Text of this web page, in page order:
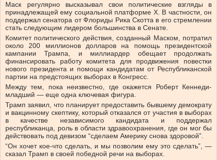
Маск регулярно высказывал свои политические взгляды в
принадлежащей ему социальной платформе X. В частности, он
поддержал сенатора от Флориды Рика Скотта в его стремлении
стать следующим лидером большинства в Сенате.
Комитет политического действия, созданный Маском, потратил
около 200 миллионов долларов на помощь президентской
кампании Трампа, и миллиардер обещает продолжать
финансировать работу комитета для продвижения повестки
нового президента и помощи кандидатам от Республиканской
партии на предстоящих выборах в Конгресс.
Между тем, пока неизвестно, где окажется Роберт Кеннеди-
младший — еще одна ключевая фигура.
Трамп заявил, что планирует предоставить бывшему демократу
и вакцинному скептику, который отказался от участия в выборах
в качестве независимого кандидата и поддержал
республиканца, роль в области здравоохранения, где он мог бы
действовать под девизом “сделаем Америку снова здоровой”.
“Он хочет кое-что сделать, и мы позволим ему это сделать”, —
сказал Трамп в своей победной речи на выборах.